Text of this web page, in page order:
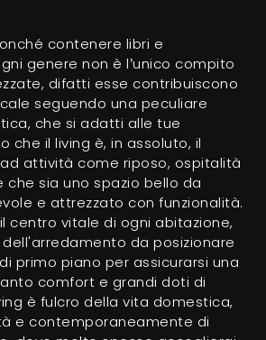
contenere libri e
genere non è l’unico compito
difatti esse contribuiscono
seguendo una peculiare
che si adatti alle tue
che il living è, in assoluto, il
attività come riposo, ospitalità
che sia uno spazio bello da
e attrezzato con funzionalità.
centro vitale di ogni abitazione,
da posizionare
primo piano per assicurarsi una
comfort e grandi doti di
è fulcro della vita domestica,
e contemporaneamente di